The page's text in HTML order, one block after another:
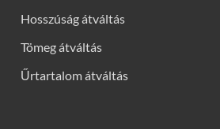
Hosszúság átváltás
Tömeg átváltás
Űrtartalom átváltás